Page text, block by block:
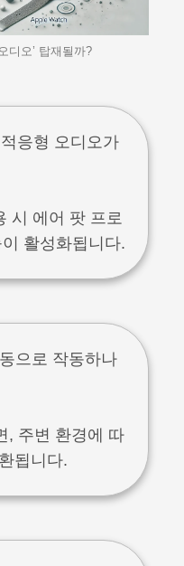
디오’ 탑재될까?
응형 오디오가
시 에어 팟 프로
활성화됩니다.
으로 작동하나
, 주변 환경에 따
됩니다.